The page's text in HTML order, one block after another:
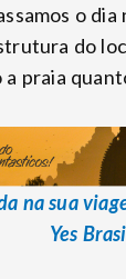
o dia
do
praia
na sua
Yes